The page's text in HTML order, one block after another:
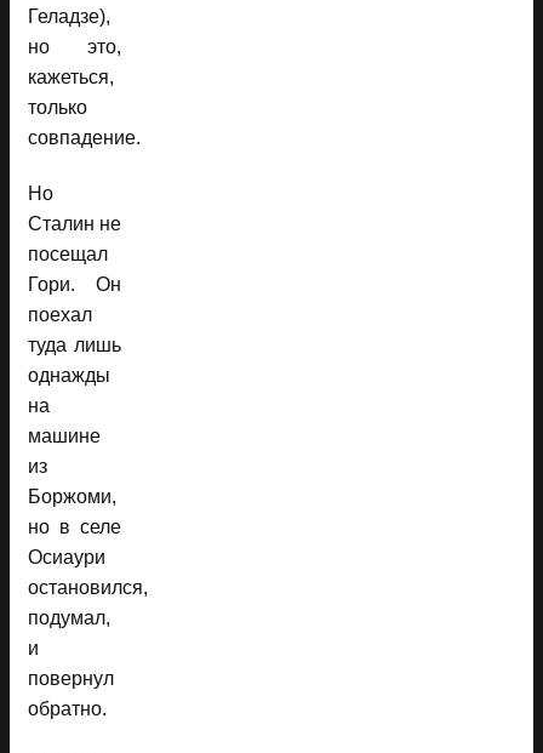
Геладзе),
но это,
кажеться,
только
совпадение.
Но
Сталин не
посещал
Гори. Он
поехал
туда лишь
однажды
на
машине
из
Боржоми,
но в селе
Осиаури
остановился,
подумал,
и
повернул
обратно.